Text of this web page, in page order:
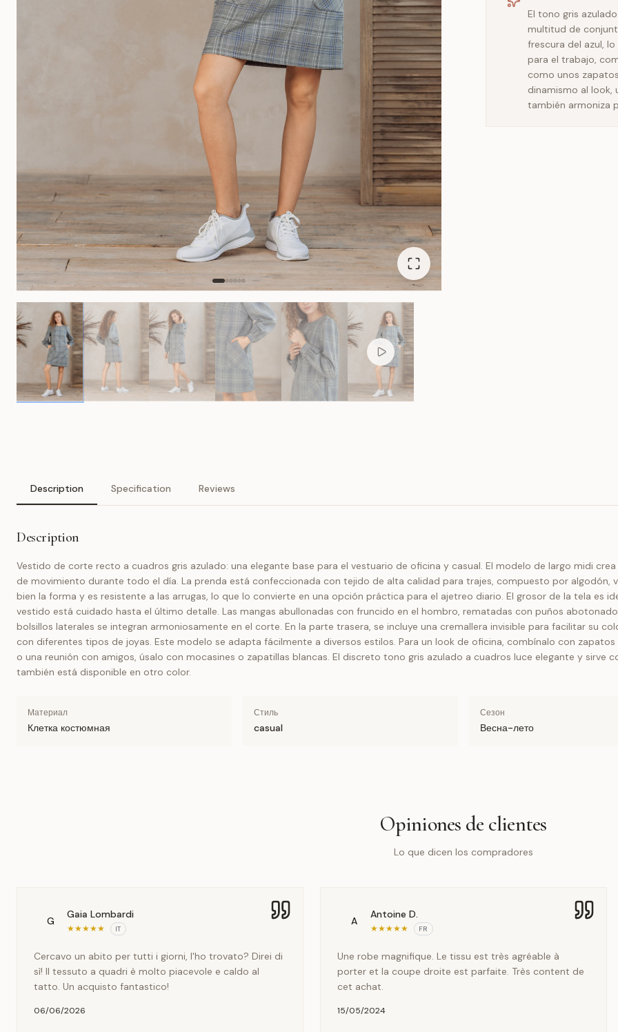
El tono gris
multitud de
frescura del azul,
para el trabajo,
como unos
dinamismo al look,
también armoniza
Description Specification Reviews
Description
Vestido de corte recto a cuadros gris azulado: una elegante base para el vestuario de oficina y casual. El modelo de largo midi
de movimiento durante todo el día. La prenda está confeccionada con tejido de alta calidad para trajes, compuesto por algodón,
bien la forma y es resistente a las arrugas, lo que lo convierte en una opción práctica para el ajetreo diario. El grosor de la tela es
vestido está cuidado hasta el último detalle. Las mangas abullonadas con fruncido en el hombro, rematadas con puños
bolsillos laterales se integran armoniosamente en el corte. En la parte trasera, se incluye una cremallera invisible para facilitar su
con diferentes tipos de joyas. Este modelo se adapta fácilmente a diversos estilos. Para un look de oficina, combínalo con
o una reunión con amigos, úsalo con mocasines o zapatillas blancas. El discreto tono gris azulado a cuadros luce elegante y sirve
también está disponible en otro color.
Материал
Клетка костюмная
Стиль
casual
Сезон
Весна-лето
Opiniones de clientes
Lo que dicen los compradores
G
Gaia Lombardi
★★★★★ IT
Cercavo un abito per tutti i giorni, l'ho trovato? Direi di
sì! Il tessuto a quadri è molto piacevole e caldo al
tatto. Un acquisto fantastico!
06/06/2026
A
Antoine D.
★★★★★ FR
Une robe magnifique. Le tissu est très agréable à
porter et la coupe droite est parfaite. Très content de
cet achat.
15/05/2024